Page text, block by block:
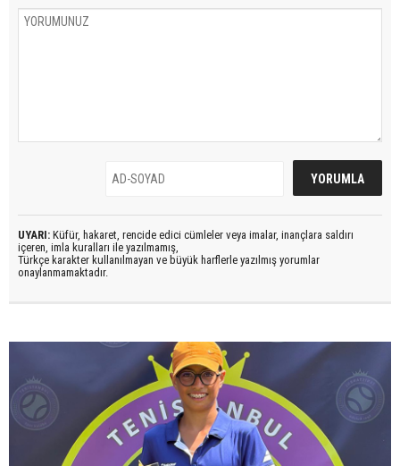
UYARI: Küfür, hakaret, rencide edici cümleler veya imalar, inançlara saldırı
içeren, imla kuralları ile yazılmamış,
Türkçe karakter kullanılmayan ve büyük harflerle yazılmış yorumlar
onaylanmamaktadır.